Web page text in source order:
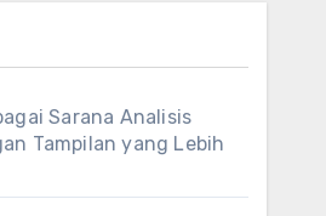
Sarana Analisis
Tampilan yang Lebih